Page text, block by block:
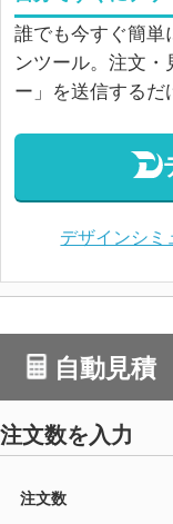
誰でも今すぐ簡単
ンツール。注文
ー」を送信するだ
デザインシミ
自動見積
注文数を入力
注文数